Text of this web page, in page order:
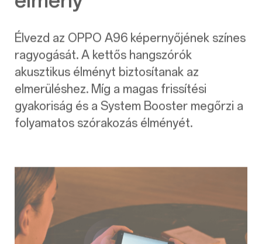
Élvezd az OPPO A96 képernyőjének színes
ragyogását. A kettős hangszórók
akusztikus élményt biztosítanak az
elmerüléshez. Míg a magas frissítési
gyakoriság és a System Booster megőrzi a
folyamatos szórakozás élményét.